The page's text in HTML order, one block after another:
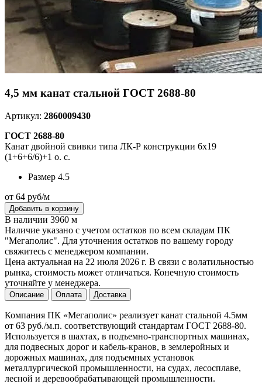
4,5 мм канат стальной ГОСТ 2688-80
Артикул: 2860009430
ГОСТ 2688-80
Канат двойной свивки типа ЛК-Р конструкции 6х19
(1+6+6/6)+1 о. с.
Размер 4.5
от 64 руб/м
Добавить в корзину
В наличии 3960 м
Наличие указано с учетом остатков по всем складам ПК
"Мегаполис". Для уточнения остатков по вашему городу
свяжитесь с менеджером компании.
Цена актуальная на 22 июля 2026 г. В связи с волатильностью
рынка, стоимость может отличаться. Конечную стоимость
уточняйте у менеджера.
Описание Оплата Доставка
Компания ПК «Мегаполис» реализует канат стальной 4.5мм
от 63 руб./м.п. соответствующий стандартам ГОСТ 2688-80.
Используется в шахтах, в подъемно-транспортных машинах,
для подвесных дорог и кабель-кранов, в землеройных и
дорожных машинах, для подъемных установок
металлургической промышленности, на судах, лесосплаве,
лесной и деревообрабатывающей промышленности.